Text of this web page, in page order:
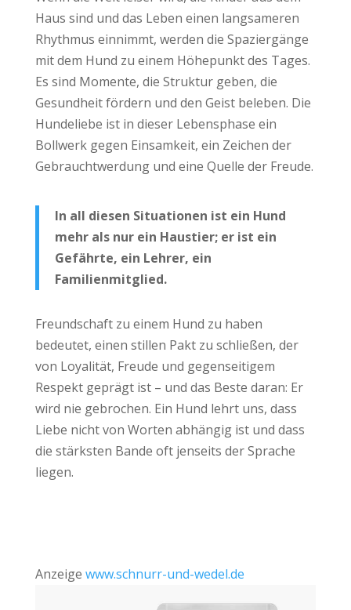
Haus sind und das Leben einen langsameren
Rhythmus einnimmt, werden die Spaziergänge
mit dem Hund zu einem Höhepunkt des Tages.
Es sind Momente, die Struktur geben, die
Gesundheit fördern und den Geist beleben. Die
Hundeliebe ist in dieser Lebensphase ein
Bollwerk gegen Einsamkeit, ein Zeichen der
Gebrauchtwerdung und eine Quelle der Freude.
In all diesen Situationen ist ein Hund
mehr als nur ein Haustier; er ist ein
Gefährte, ein Lehrer, ein
Familienmitglied.
Freundschaft zu einem Hund zu haben
bedeutet, einen stillen Pakt zu schließen, der
von Loyalität, Freude und gegenseitigem
Respekt geprägt ist – und das Beste daran: Er
wird nie gebrochen. Ein Hund lehrt uns, dass
Liebe nicht von Worten abhängig ist und dass
die stärksten Bande oft jenseits der Sprache
liegen.
Anzeige www.schnurr-und-wedel.de